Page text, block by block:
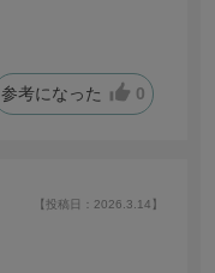
参考になった 0
【投稿日：2026.3.14】